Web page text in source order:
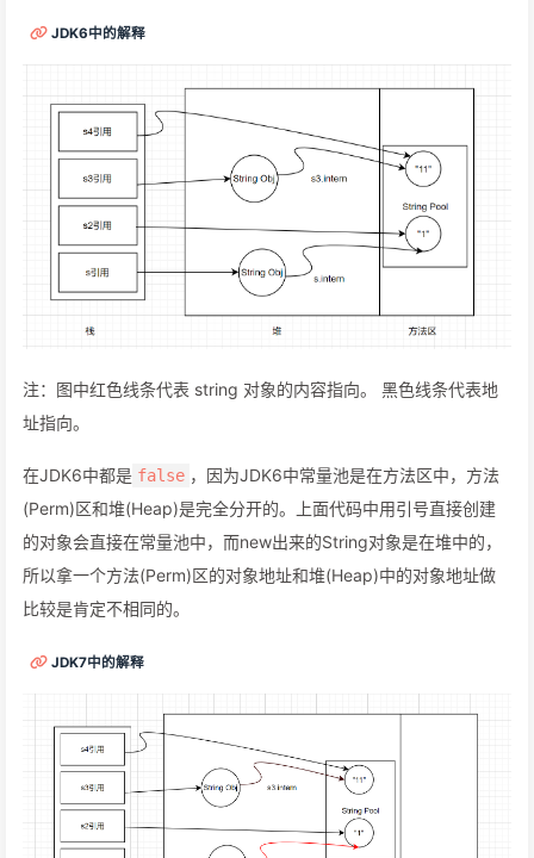
JDK6中的解释
注：图中红色线条代表 string 对象的内容指向。 黑色线条代表地
址指向。
在JDK6中都是 false ，因为JDK6中常量池是在方法区中，方法
(Perm)区和堆(Heap)是完全分开的。上面代码中用引号直接创建
的对象会直接在常量池中，而new出来的String对象是在堆中的，
所以拿一个方法(Perm)区的对象地址和堆(Heap)中的对象地址做
比较是肯定不相同的。
JDK7中的解释